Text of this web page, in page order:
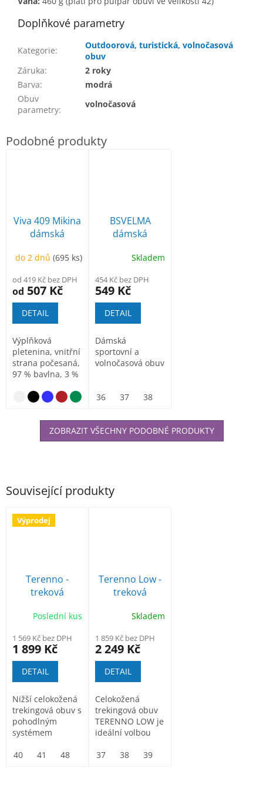
Související produkty
Výprodej
Terenno -
treková
Poslední kus
1 569 Kč bez DPH
1 899 Kč
DETAIL
Nižší celokožená
trekingová obuv s
pohodlným
systémem
šněrování
40 41 48
Terenno Low -
treková
Skladem
1 859 Kč bez DPH
2 249 Kč
DETAIL
Celokožená
trekingová obuv
TERENNO LOW je
ideální volbou
hledají lehkou,...
37 38 39
Doplňkové parametry
Kategorie:
Outdoorová, turistická, volnočasová
obuv
Záruka:
2 roky
Barva:
modrá
Obuv
parametry:
volnočasová
Viva 409 Mikina
dámská
do 2 dnů(695 ks)
od 419 Kč bez DPH
od 507 Kč
DETAIL
Výplňková
pletenina, vnitřní
strana počesaná,
97 % bavlna, 3 %
tmavě šedý melír
BSVELMA
dámská
obuv
Skladem
454 Kč bez DPH
549 Kč
DETAIL
Dámská
sportovní a
volnočasová obuv
36 37 38
ZOBRAZIT VŠECHNY PODOBNÉ PRODUKTY